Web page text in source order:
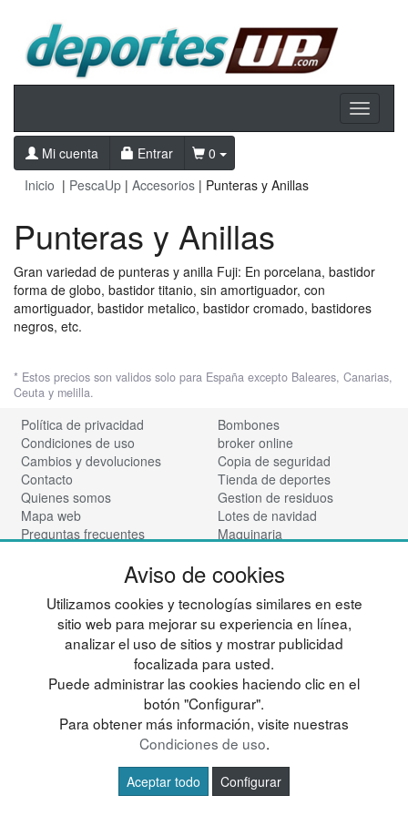
Toggle
Mi cuenta
Entrar
0
Inicio | PescaUp | Accesorios | Punteras y Anillas
Punteras y Anillas
Gran variedad de punteras y anilla Fuji: En porcelana, bastidor
forma de globo, bastidor titanio, sin amortiguador, con
amortiguador, bastidor metalico, bastidor cromado, bastidores
negros, etc.
* Estos precios son validos solo para España excepto Baleares, Canarias,
Ceuta y melilla.
Política de privacidad
Condiciones de uso
Cambios y devoluciones
Contacto
Quienes somos
Mapa web
Preguntas frecuentes
Bombones
broker online
Copia de seguridad
Tienda de deportes
Gestion de residuos
Lotes de navidad
Maquinaria
Nadadores
Vinotecas
Para almacen
Tienda de cosmética
© deportesup.com - Todos los derechos reservados
Aviso de cookies
Utilizamos cookies y tecnologías similares en este
sitio web para mejorar su experiencia en línea,
analizar el uso de sitios y mostrar publicidad
focalizada para usted.
Puede administrar las cookies haciendo clic en el
botón "Configurar".
Para obtener más información, visite nuestras
Condiciones de uso.
Aceptar todo Configurar